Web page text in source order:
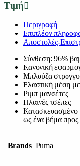
Τιμή
Περιγραφή
Επιπλέον
Αποστολές-
Σύνθεση: 96%
Κανονική
Μπλούζα
Ελαστική μέση
Ριμπ μανσέτες
Πλαϊνές τσέπες
Κατασκευασμένο
ως ένα βήμα προς
Brands Puma